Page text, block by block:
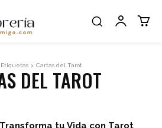
Etiquetas Cartas del Tarot
DEL TAROT
Transforma tu Vida con Tarot